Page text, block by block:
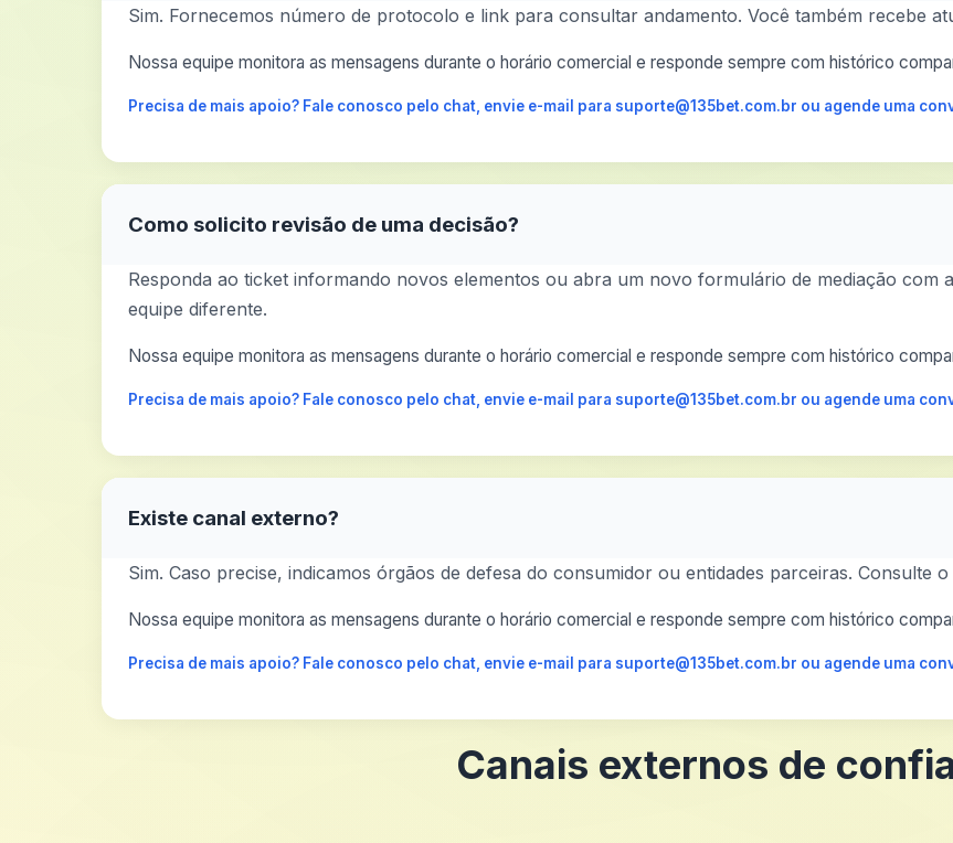
Sim. Fornecemos número de protocolo e link para consultar andamento. Você também recebe
Nossa equipe monitora as mensagens durante o horário comercial e responde sempre com histórico
Precisa de mais apoio? Fale conosco pelo chat, envie e-mail para suporte@135bet.com.br ou agende uma
Como solicito revisão de uma decisão?
Responda ao ticket informando novos elementos ou abra um novo formulário de mediação com
equipe diferente.
Nossa equipe monitora as mensagens durante o horário comercial e responde sempre com histórico
Precisa de mais apoio? Fale conosco pelo chat, envie e-mail para suporte@135bet.com.br ou agende uma
Existe canal externo?
Sim. Caso precise, indicamos órgãos de defesa do consumidor ou entidades parceiras. Consulte
Nossa equipe monitora as mensagens durante o horário comercial e responde sempre com histórico
Precisa de mais apoio? Fale conosco pelo chat, envie e-mail para suporte@135bet.com.br ou agende uma
Canais externos de